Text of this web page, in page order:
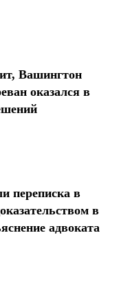
Вашингтон
оказался в
переписка в
в
адвоката